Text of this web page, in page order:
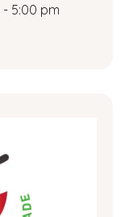
- 5:00 pm